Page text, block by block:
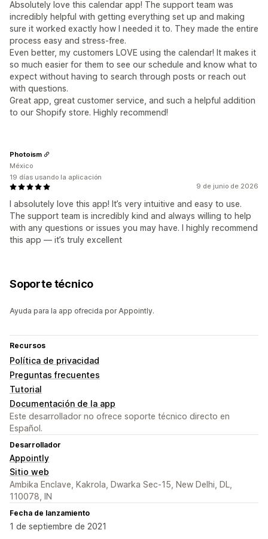
Absolutely love this calendar app! The support team was
incredibly helpful with getting everything set up and making
sure it worked exactly how I needed it to. They made the entire
process easy and stress-free.
Even better, my customers LOVE using the calendar! It makes it
so much easier for them to see our schedule and know what to
expect without having to search through posts or reach out
with questions.
Great app, great customer service, and such a helpful addition
to our Shopify store. Highly recommend!
9 de junio de 2026
I absolutely love this app! It’s very intuitive and easy to use.
The support team is incredibly kind and always willing to help
with any questions or issues you may have. I highly recommend
this app — it’s truly excellent
Photoism
México
19 días usando la aplicación
Soporte técnico
Ayuda para la app ofrecida por Appointly.
Recursos
Política de privacidad
Preguntas frecuentes
Tutorial
Documentación de la app
Este desarrollador no ofrece soporte técnico directo en
Español.
Desarrollador
Appointly
Sitio web
Ambika Enclave, Kakrola, Dwarka Sec-15, New Delhi, DL,
110078, IN
Fecha de lanzamiento
1 de septiembre de 2021